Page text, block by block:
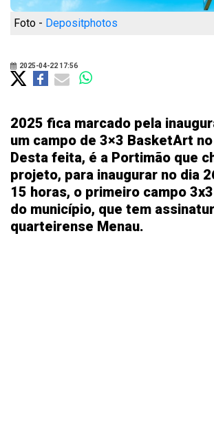
Foto - Depositphotos
2025-04-22 17:56
2025 fica marcado pela
um campo de 3×3 BasketArt
Desta feita, é a Portimão que
projeto, para inaugurar no dia
15 horas, o primeiro campo
do município, que tem
quarteirense Menau.